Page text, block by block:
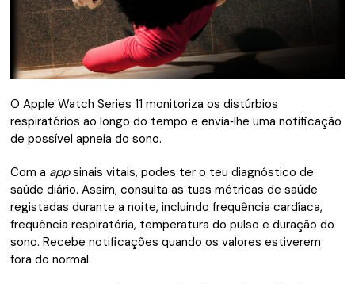
O Apple Watch Series 11 monitoriza os distúrbios
respiratórios ao longo do tempo e envia‑lhe uma notificação
de possível apneia do sono.
Com a appsinais vitais, podes ter o teu diagnóstico de
saúde diário. Assim, consulta as tuas métricas de saúde
registadas durante a noite, incluindo frequência cardíaca,
frequência respiratória, temperatura do pulso e duração do
sono. Recebe notificações quando os valores estiverem
fora do normal.